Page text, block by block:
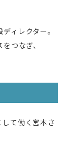
ィレクター。
つなぎ、
て働く宮本さ